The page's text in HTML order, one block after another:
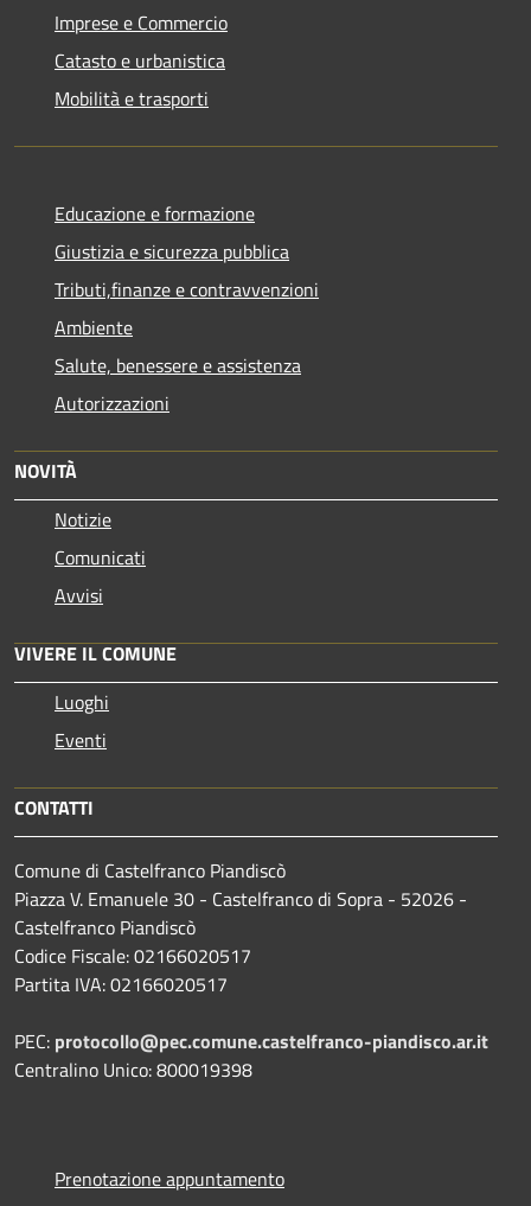
Imprese e Commercio
Catasto e urbanistica
Mobilità e trasporti
Educazione e formazione
Giustizia e sicurezza pubblica
Tributi,finanze e contravvenzioni
Ambiente
Salute, benessere e assistenza
Autorizzazioni
NOVITÀ
Notizie
Comunicati
Avvisi
VIVERE IL COMUNE
Luoghi
Eventi
CONTATTI
Comune di Castelfranco Piandiscò
Piazza V. Emanuele 30 - Castelfranco di Sopra - 52026 -
Castelfranco Piandiscò
Codice Fiscale: 02166020517
Partita IVA: 02166020517
PEC: protocollo@pec.comune.castelfranco-piandisco.ar.it
Centralino Unico: 800019398
Prenotazione appuntamento